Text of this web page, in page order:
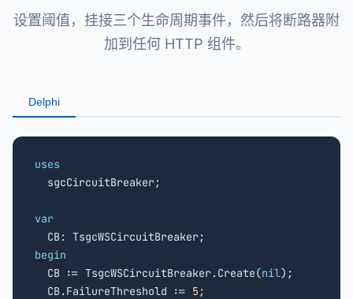
设置阈值，挂接三个生命周期事件，然后将断路器附
加到任何 HTTP 组件。
Delphi
uses
sgcCircuitBreaker;
var
begin
CB := TsgcWSCircuitBreaker.Create(nil);
  CB.FailureThreshold :=
5 ;